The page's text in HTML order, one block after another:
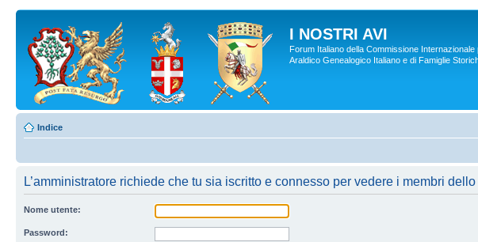
I NOSTRI AVI
Forum Italiano della Commissione
Araldico Genealogico Italiano e di Famiglie
Indice
L’amministratore richiede che tu sia iscritto e connesso per vedere i membri dello
Nome utente:
Password: